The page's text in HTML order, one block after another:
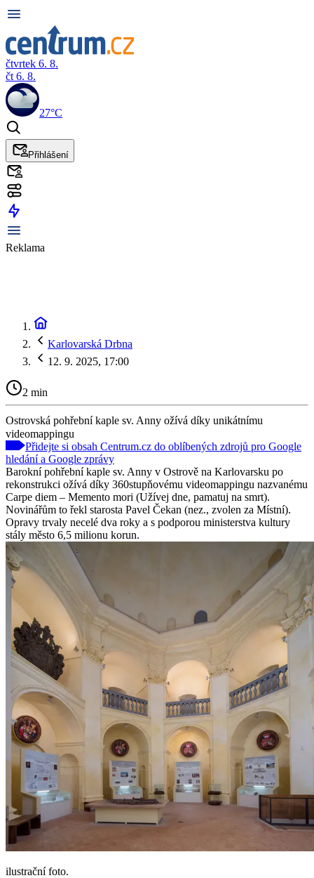
čtvrtek 6. 8.
čt 6. 8.
27°C
Přihlášení
Reklama
Karlovarská Drbna
12. 9. 2025, 17:00
2 min
Ostrovská pohřební kaple sv. Anny ožívá díky unikátnímu
videomappingu
Přidejte si obsah Centrum.cz do oblíbených zdrojů pro Google
hledání a Google zprávy
Barokní pohřební kaple sv. Anny v Ostrově na Karlovarsku po
rekonstrukci ožívá díky 360stupňovému videomappingu nazvanému
Carpe diem – Memento mori (Užívej dne, pamatuj na smrt).
Novinářům to řekl starosta Pavel Čekan (nez., zvolen za Místní).
Opravy trvaly necelé dva roky a s podporou ministerstva kultury
stály město 6,5 milionu korun.
ilustrační foto.